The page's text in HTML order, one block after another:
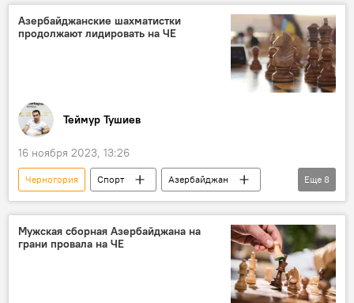
Гюнай Мамедзаде
Евгений Томашевский
Интервью
Азербайджанские шахматистки
продолжают лидировать на ЧЕ
Теймур Тушиев
16 ноября 2023, 13:26
Черногория Спорт
Азербайджан
Шахматы
Чемпионат Европы
женская сборная
Германия
Болгария
Гюнай Мамедзаде
Еще 8
Мужская сборная Азербайджана на
грани провала на ЧЕ